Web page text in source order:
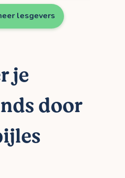
lesgevers
je
door